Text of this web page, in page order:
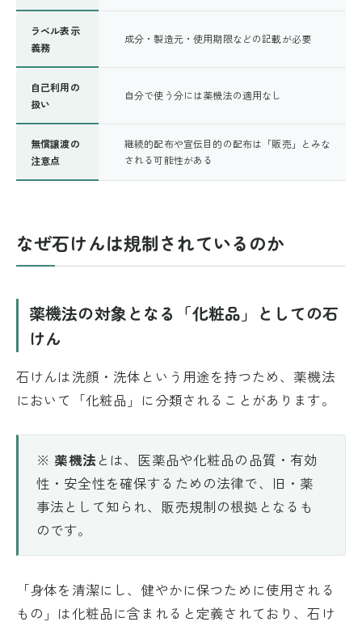
ラベル表示
義務
成分・製造元・使用期限などの記載が必要
自己利用の
扱い
自分で使う分には薬機法の適用なし
無償譲渡の
注意点
継続的配布や宣伝目的の配布は「販売」とみな
される可能性がある
なぜ石けんは規制されているのか
薬機法の対象となる「化粧品」としての石
けん
石けんは洗顔・洗体という用途を持つため、薬機法
において「化粧品」に分類されることがあります。
※ 薬機法 とは、医薬品や化粧品の品質・有効
性・安全性を確保するための法律で、旧・薬
事法として知られ、販売規制の根拠となるも
のです。
「身体を清潔にし、健やかに保つために使用される
もの」は化粧品に含まれると定義されており、石け